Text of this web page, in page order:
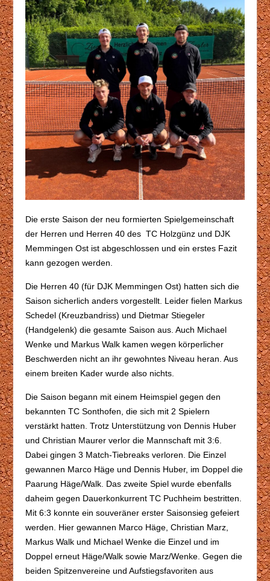
Die erste Saison der neu formierten Spielgemeinschaft
der Herren und Herren 40 des TC Holzgünz und DJK
Memmingen Ost ist abgeschlossen und ein erstes Fazit
kann gezogen werden.
Die Herren 40 (für DJK Memmingen Ost) hatten sich die
Saison sicherlich anders vorgestellt. Leider fielen Markus
Schedel (Kreuzbandriss) und Dietmar Stiegeler
(Handgelenk) die gesamte Saison aus. Auch Michael
Wenke und Markus Walk kamen wegen körperlicher
Beschwerden nicht an ihr gewohntes Niveau heran. Aus
einem breiten Kader wurde also nichts.
Die Saison begann mit einem Heimspiel gegen den
bekannten TC Sonthofen, die sich mit 2 Spielern
verstärkt hatten. Trotz Unterstützung von Dennis Huber
und Christian Maurer verlor die Mannschaft mit 3:6.
Dabei gingen 3 Match-Tiebreaks verloren. Die Einzel
gewannen Marco Häge und Dennis Huber, im Doppel die
Paarung Häge/Walk. Das zweite Spiel wurde ebenfalls
daheim gegen Dauerkonkurrent TC Puchheim bestritten.
Mit 6:3 konnte ein souveräner erster Saisonsieg gefeiert
werden. Hier gewannen Marco Häge, Christian Marz,
Markus Walk und Michael Wenke die Einzel und im
Doppel erneut Häge/Walk sowie Marz/Wenke. Gegen die
beiden Spitzenvereine und Aufstiegsfavoriten aus